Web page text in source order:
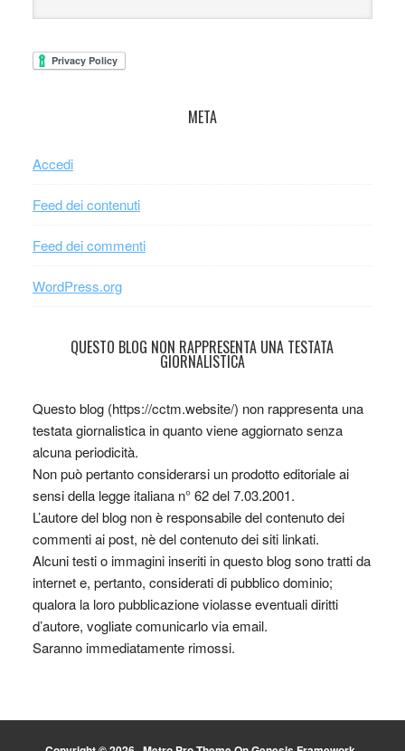
META
Accedi
Feed dei contenuti
Feed dei commenti
WordPress.org
QUESTO BLOG NON RAPPRESENTA UNA TESTATA
GIORNALISTICA
Questo blog (https://cctm.website/) non rappresenta una
testata giornalistica in quanto viene aggiornato senza
alcuna periodicità.
Non può pertanto considerarsi un prodotto editoriale ai
sensi della legge italiana n° 62 del 7.03.2001.
L’autore del blog non è responsabile del contenuto dei
commenti ai post, nè del contenuto dei siti linkati.
Alcuni testi o immagini inseriti in questo blog sono tratti da
internet e, pertanto, considerati di pubblico dominio;
qualora la loro pubblicazione violasse eventuali diritti
d’autore, vogliate comunicarlo via email.
Saranno immediatamente rimossi.